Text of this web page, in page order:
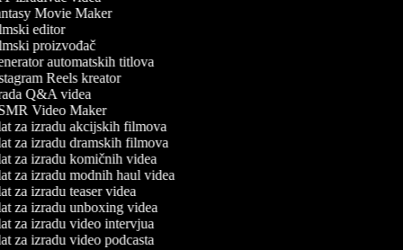
Movie Maker
editor
proizvođač
automatskih titlova
Reels kreator
Q&A videa
Video Maker
za izradu akcijskih filmova
za izradu dramskih filmova
za izradu komičnih videa
za izradu modnih haul videa
za izradu teaser videa
za izradu unboxing videa
za izradu video intervjua
za izradu video podcasta